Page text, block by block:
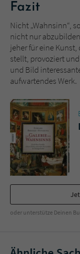
Fazit
Nicht „Wahnsinn“,
nicht nur
jeher für eine
stellt, provoziert
und Bild
aufwartendes Werk.
oder unterstütze Deinen